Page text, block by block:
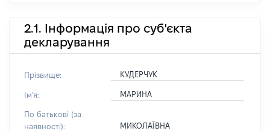
2.1. Інформація про суб'єкта
декларування
Прізвище: КУДЕРЧУК
Ім'я: МАРИНА
По батькові (за
наявності):
МИКОЛАЇВНА